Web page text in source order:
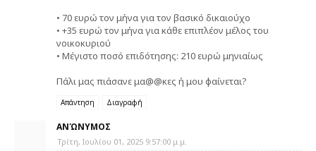
• 70 ευρώ τον μήνα για τον βασικό δικαιούχο
• +35 ευρώ τον μήνα για κάθε επιπλέον μέλος του
νοικοκυριού
• Μέγιστο ποσό επιδότησης: 210 ευρώ μηνιαίως
Πάλι μας πιάσανε μα@@κες ή μου φαίνεται?
Απάντηση Διαγραφή
ΑΝΏΝΥΜΟΣ
Τρίτη, Ιουλίου 01, 2025 9:57:00 μ.μ.